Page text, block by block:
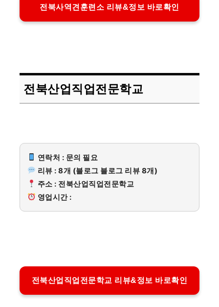
전북사역견훈련소 리뷰&정보 바로확인
전북산업직업전문학교
연락처 : 문의 필요
리뷰 : 8개 (블로그 블로그 리뷰 8개)
주소 : 전북산업직업전문학교
영업시간 :
전북산업직업전문학교 리뷰&정보 바로확인